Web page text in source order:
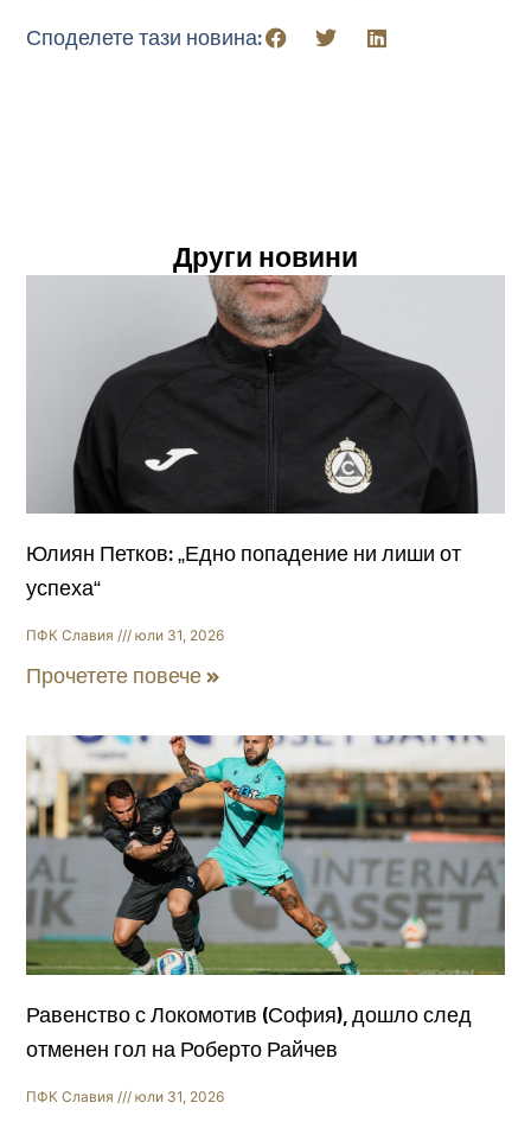
Споделете тази новина:
Други новини
Юлиян Петков: „Едно попадение ни лиши от
успеха“
ПФК Славия юли 31, 2026
Прочетете повече »
Равенство с Локомотив (София), дошло след
отменен гол на Роберто Райчев
ПФК Славия юли 31, 2026